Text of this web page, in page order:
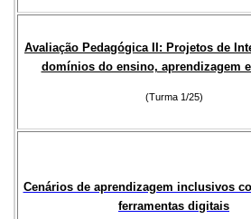
Avaliação Pedagógica II: Projetos de
domínios do ensino, aprendizagem
(Turma 1/25)
Cenários de aprendizagem inclusivos
ferramentas digitais